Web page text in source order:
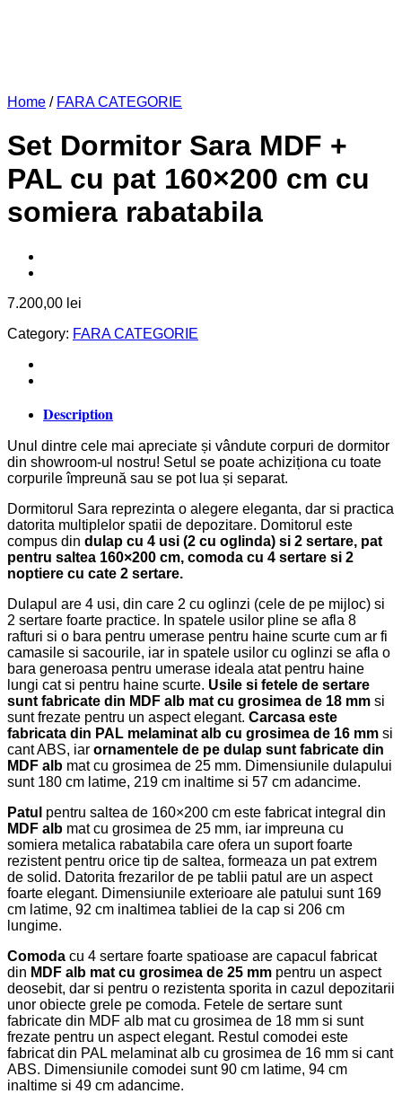
Home / FARA CATEGORIE
Set Dormitor Sara MDF +
PAL cu pat 160×200 cm cu
somiera rabatabila
7.200,00 lei
Category: FARA CATEGORIE
Description
Unul dintre cele mai apreciate și vândute corpuri de dormitor
din showroom-ul nostru! Setul se poate achiziționa cu toate
corpurile împreună sau se pot lua și separat.
Dormitorul Sara reprezinta o alegere eleganta, dar si practica
datorita multiplelor spatii de depozitare. Domitorul este
compus din dulap cu 4 usi (2 cu oglinda) si 2 sertare, pat
pentru saltea 160×200 cm, comoda cu 4 sertare si 2
noptiere cu cate 2 sertare.
Dulapul are 4 usi, din care 2 cu oglinzi (cele de pe mijloc) si
2 sertare foarte practice. In spatele usilor pline se afla 8
rafturi si o bara pentru umerase pentru haine scurte cum ar fi
camasile si sacourile, iar in spatele usilor cu oglinzi se afla o
bara generoasa pentru umerase ideala atat pentru haine
lungi cat si pentru haine scurte. Usile si fetele de sertare
sunt fabricate din MDF alb mat cu grosimea de 18 mm si
sunt frezate pentru un aspect elegant. Carcasa este
fabricata din PAL melaminat alb cu grosimea de 16 mm si
cant ABS, iar ornamentele de pe dulap sunt fabricate din
MDF alb mat cu grosimea de 25 mm. Dimensiunile dulapului
sunt 180 cm latime, 219 cm inaltime si 57 cm adancime.
Patul pentru saltea de 160×200 cm este fabricat integral din
MDF alb mat cu grosimea de 25 mm, iar impreuna cu
somiera metalica rabatabila care ofera un suport foarte
rezistent pentru orice tip de saltea, formeaza un pat extrem
de solid. Datorita frezarilor de pe tablii patul are un aspect
foarte elegant. Dimensiunile exterioare ale patului sunt 169
cm latime, 92 cm inaltimea tabliei de la cap si 206 cm
lungime.
Comoda cu 4 sertare foarte spatioase are capacul fabricat
din MDF alb mat cu grosimea de 25 mm pentru un aspect
deosebit, dar si pentru o rezistenta sporita in cazul depozitarii
unor obiecte grele pe comoda. Fetele de sertare sunt
fabricate din MDF alb mat cu grosimea de 18 mm si sunt
frezate pentru un aspect elegant. Restul comodei este
fabricat din PAL melaminat alb cu grosimea de 16 mm si cant
ABS. Dimensiunile comodei sunt 90 cm latime, 94 cm
inaltime si 49 cm adancime.